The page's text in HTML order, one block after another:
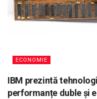
ECONOMIE
IBM prezintă
performanțe duble și